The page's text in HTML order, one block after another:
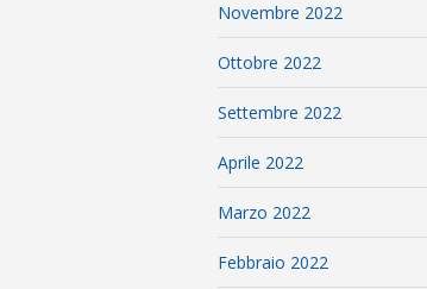
Novembre 2022
Ottobre 2022
Settembre 2022
Aprile 2022
Marzo 2022
Febbraio 2022